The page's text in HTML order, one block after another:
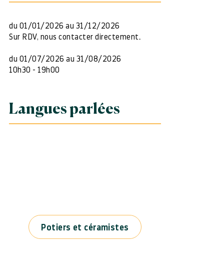
du 01/01/2026 au 31/12/2026
Sur RDV, nous contacter directement.
du 01/07/2026 au 31/08/2026
10h30 - 19h00
Langues parlées
Potiers et céramistes